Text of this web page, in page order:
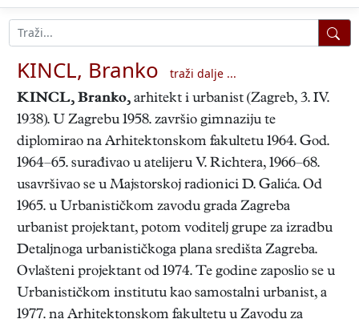
KINCL, Branko
traži dalje ...
KINCL, Branko, arhitekt i urbanist (Zagreb, 3. IV.
1938). U Zagrebu 1958. završio gimnaziju te
diplomirao na Arhitektonskom fakultetu 1964. God.
1964–65. surađivao u atelijeru V. Richtera, 1966–68.
usavršivao se u Majstorskoj radionici D. Galića. Od
1965. u Urbanističkom zavodu grada Zagreba
urbanist projektant, potom voditelj grupe za izradbu
Detaljnoga urbanističkoga plana središta Zagreba.
Ovlašteni projektant od 1974. Te godine zaposlio se u
Urbanističkom institutu kao samostalni urbanist, a
1977. na Arhitektonskom fakultetu u Zavodu za